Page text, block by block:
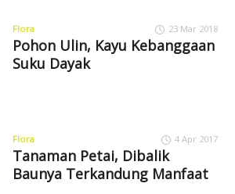
Flora 23 Mar 2018
Pohon Ulin, Kayu Kebanggaan
Suku Dayak
Flora 4 Apr 2017
Tanaman Petai, Dibalik
Baunya Terkandung Manfaat